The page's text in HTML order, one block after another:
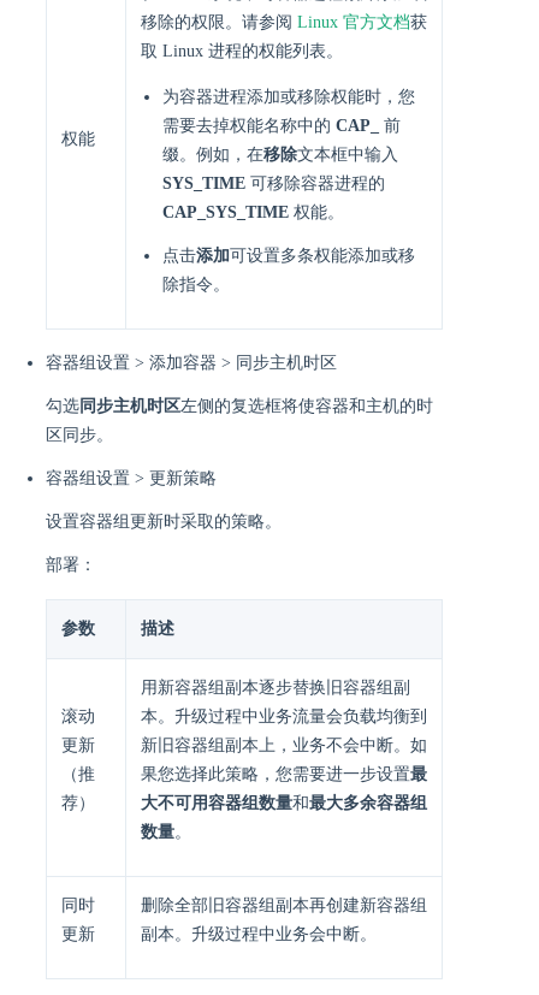
权能
移除的权限。请参阅 Linux 官方文档获
取 Linux 进程的权能列表。
为容器进程添加或移除权能时，您
需要去掉权能名称中的 CAP_
前
缀。例如，在移除文本框中输入
SYS_TIME 可移除容器进程的
CAP_SYS_TIME 权能。
点击添加可设置多条权能添加或移
除指令。
容器组设置 > 添加容器 > 同步主机时区
勾选 同步主机时区左侧的复选框将使容器和主机的时
区同步。
容器组设置 > 更新策略
设置容器组更新时采取的策略。
部署：
参数 描述
滚动
更新
（推
荐）
用新容器组副本逐步替换旧容器组副
本。升级过程中业务流量会负载均衡到
新旧容器组副本上，业务不会中断。如
果您选择此策略，您需要进一步设置最
大不可用容器组数量和最大多余容器组
数量。
同时
更新
删除全部旧容器组副本再创建新容器组
副本。升级过程中业务会中断。